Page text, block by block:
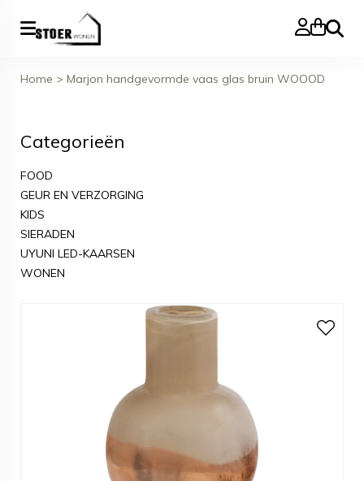
Zoeken
Home > Marjon handgevormde vaas glas bruin WOOOD
Categorieën
FOOD
GEUR EN VERZORGING
KIDS
SIERADEN
UYUNI LED-KAARSEN
WONEN